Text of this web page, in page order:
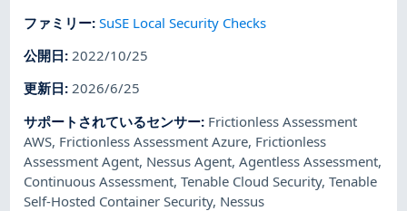
ファミリー:SuSE Local Security Checks
公開日:2022/10/25
更新日:2026/6/25
サポートされているセンサー: Frictionless Assessment
AWS, Frictionless Assessment Azure, Frictionless
Assessment Agent, Nessus Agent,Agentless Assessment,
Continuous Assessment,Tenable Cloud Security,Tenable
Self-Hosted Container Security, Nessus